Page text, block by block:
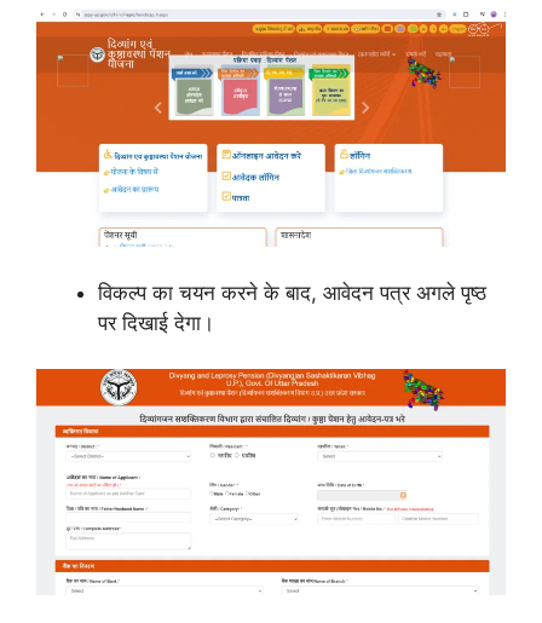
विकल्प का चयन करने के बाद, आवेदन पत्र अगले पृष्ठ
पर दिखाई देगा।